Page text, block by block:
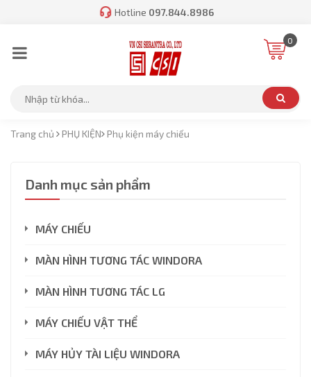
Hotline 097.844.8986
0
Trang chủ PHỤ KIỆN Phụ kiện máy chiếu
Danh mục sản phẩm
MÁY CHIẾU
MÀN HÌNH TƯƠNG TÁC WINDORA
MÀN HÌNH TƯƠNG TÁC LG
MÁY CHIẾU VẬT THỂ
MÁY HỦY TÀI LIỆU WINDORA